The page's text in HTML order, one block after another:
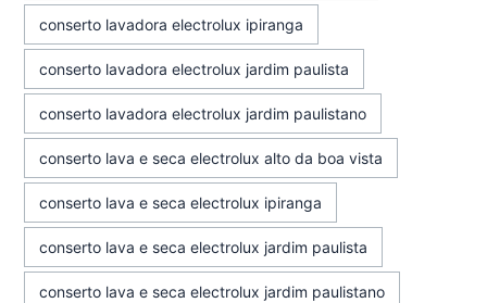
conserto lavadora electrolux ipiranga
conserto lavadora electrolux jardim paulista
conserto lavadora electrolux jardim paulistano
conserto lava e seca electrolux alto da boa vista
conserto lava e seca electrolux ipiranga
conserto lava e seca electrolux jardim paulista
conserto lava e seca electrolux jardim paulistano